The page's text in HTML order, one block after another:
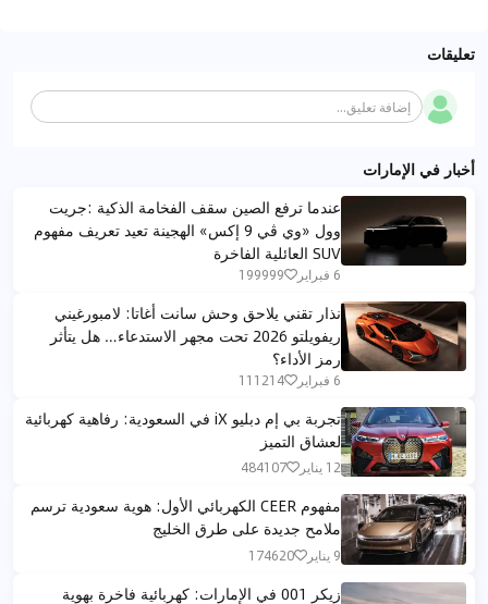
تعليقات
إضافة تعليق...
أخبار في الإمارات
عندما ترفع الصين سقف الفخامة الذكية :جريت
وول «وي ڤي 9 إكس» الهجينة تعيد تعريف مفهوم
SUV العائلية الفاخرة
6 فبراير 199999
نذار تقني يلاحق وحش سانت أغاتا: لامبورغيني
ريفويلتو 2026 تحت مجهر الاستدعاء… هل يتأثر
رمز الأداء؟
6 فبراير 111214
تجربة بي إم دبليو iX في السعودية: رفاهية كهربائية
لعشاق التميز
12 يناير 484107
مفهوم CEER الكهربائي الأول: هوية سعودية ترسم
ملامح جديدة على طرق الخليج
9 يناير 174620
زيكر 001 في الإمارات: كهربائية فاخرة بهوية